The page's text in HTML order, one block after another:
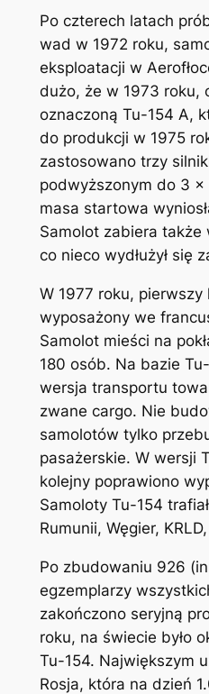
Po czterech latach
wad w 1972 roku,
eksploatacji w
dużo, że w 1973 roku,
oznaczoną Tu-154 A,
do produkcji w 1975
zastosowano trzy
podwyższonym do 3 x
masa startowa
Samolot zabiera także
co nieco wydłużył się
W 1977 roku, pierwszy
wyposażony we
Samolot mieści na
180 osób. Na bazie
wersja transportu
zwane cargo. Nie
samolotów tylko
pasażerskie. W wersji
kolejny poprawiono
Samoloty Tu-154
Rumunii, Węgier,
Po zbudowaniu 926
egzemplarzy
zakończono seryjną
roku, na świecie było
Tu-154. Największym
Rosja, która na dzień